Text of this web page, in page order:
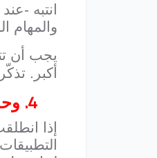
انتبه -
والمهام
يجب أن
أكبر.
4.
إذا